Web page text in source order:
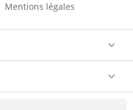
Mentions légales